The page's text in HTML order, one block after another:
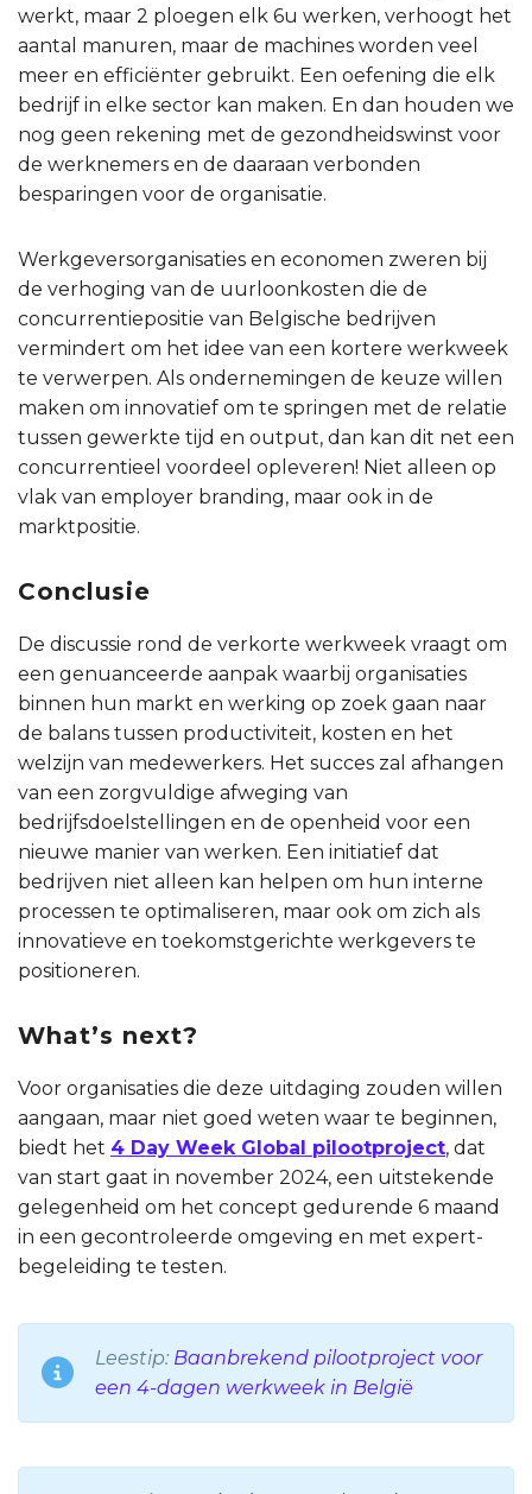
werkt, maar 2 ploegen elk 6u werken, verhoogt het
aantal manuren, maar de machines worden veel
meer en efficiënter gebruikt. Een oefening die elk
bedrijf in elke sector kan maken. En dan houden we
nog geen rekening met de gezondheidswinst voor
de werknemers en de daaraan verbonden
besparingen voor de organisatie.
Werkgeversorganisaties en economen zweren bij
de verhoging van de uurloonkosten die de
concurrentiepositie van Belgische bedrijven
vermindert om het idee van een kortere werkweek
te verwerpen. Als ondernemingen de keuze willen
maken om innovatief om te springen met de relatie
tussen gewerkte tijd en output, dan kan dit net een
concurrentieel voordeel opleveren! Niet alleen op
vlak van employer branding, maar ook in de
marktpositie.
Conclusie
De discussie rond de verkorte werkweek vraagt om
een genuanceerde aanpak waarbij organisaties
binnen hun markt en werking op zoek gaan naar
de balans tussen productiviteit, kosten en het
welzijn van medewerkers. Het succes zal afhangen
van een zorgvuldige afweging van
bedrijfsdoelstellingen en de openheid voor een
nieuwe manier van werken. Een initiatief dat
bedrijven niet alleen kan helpen om hun interne
processen te optimaliseren, maar ook om zich als
innovatieve en toekomstgerichte werkgevers te
positioneren.
What’s next?
Voor organisaties die deze uitdaging zouden willen
aangaan, maar niet goed weten waar te beginnen,
biedt het 4 Day Week Global pilootproject, dat
van start gaat in november 2024, een uitstekende
gelegenheid om het concept gedurende 6 maand
in een gecontroleerde omgeving en met expert-
begeleiding te testen.
Leestip: Baanbrekend pilootproject voor
een 4-dagen werkweek in België